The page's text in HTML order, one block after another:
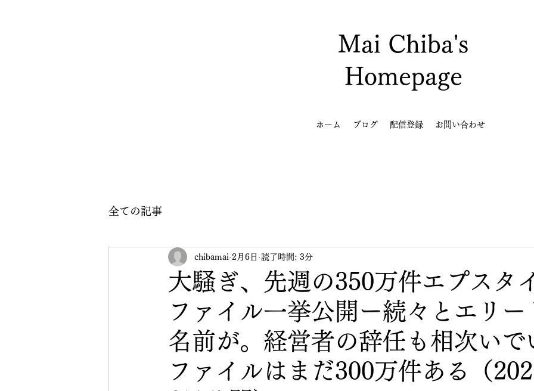
Mai Chiba's
Homepage
ホーム ブログ 配信登録 お問い合わせ
全ての記事
大騒ぎ、先週の350万件エプスタ
ファイル一挙公開ー続々とエリー
名前が。経営者の辞任も相次いで
ファイルはまだ300万件ある（
chibamai 2月6日 読了時間: 3分